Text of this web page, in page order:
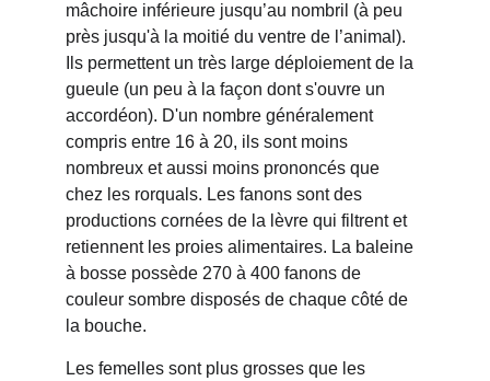
mâchoire inférieure jusqu’au nombril (à peu
près jusqu'à la moitié du ventre de l’animal).
Ils permettent un très large déploiement de la
gueule (un peu à la façon dont s'ouvre un
accordéon). D'un nombre généralement
compris entre 16 à 20, ils sont moins
nombreux et aussi moins prononcés que
chez les rorquals. Les fanons sont des
productions cornées de la lèvre qui filtrent et
retiennent les proies alimentaires. La baleine
à bosse possède 270 à 400 fanons de
couleur sombre disposés de chaque côté de
la bouche.
Les femelles sont plus grosses que les